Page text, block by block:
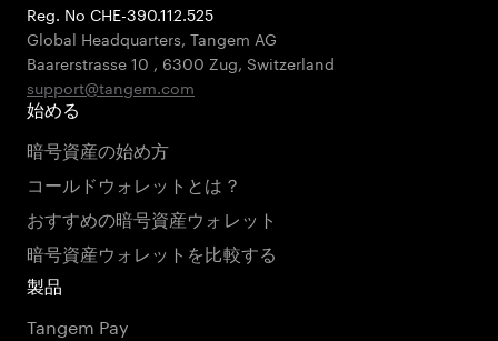
Reg. No CHE-390.112.525
Global Headquarters, Tangem AG
Baarerstrasse 10 , 6300 Zug, Switzerland
support@tangem.com
始める
暗号資産の始め方
コールドウォレットとは？
おすすめの暗号資産ウォレット
暗号資産ウォレットを比較する
製品
Tangem Pay